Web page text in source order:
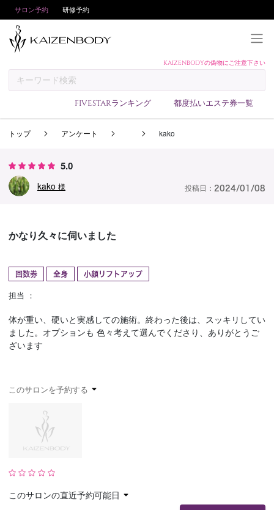
サロン予約 研修予約
KAIZENBODYの偽物にご注意下さい
FIVESTARランキング 都度払いエステ券一覧
予約方法
サロンランキング
お問い合わせ
トップ アンケート kako
5.0
kako 様 投稿日： 2024/01/08
かなり久々に伺いました
回数券 全身 小顔リフトアップ
担当 ：
体が重い、硬いと実感しての施術。終わった後は、スッキリしてい
ました。オプションも 色々考えて選んでくださり、ありがとうご
ざいます
このサロンを予約する
このサロンの直近予約可能日